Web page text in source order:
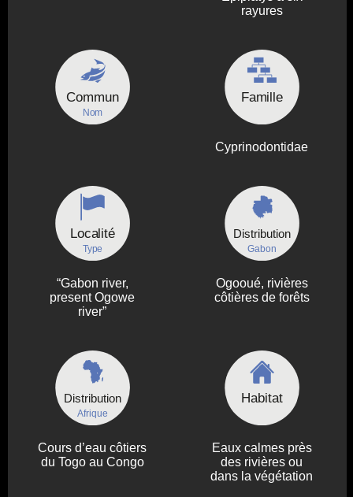
rayures
Commun
Nom
Famille
Cyprinodontidae
Localité
Type
“Gabon river,
present Ogowe
river”
Distribution
Gabon
Ogooué, rivières
côtières de forêts
Distribution
Afrique
Cours d’eau côtiers
du Togo au Congo
Habitat
Eaux calmes près
des rivières ou
dans la végétation